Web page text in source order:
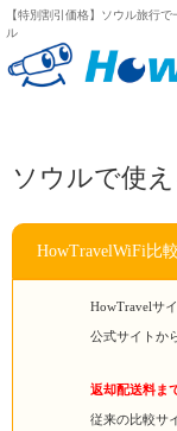
【特別割引価格】ソウル旅行
ル
ソウルで使
HowTravelWiFi比
HowTravelサ
公式サイトか
返却配送料ま
従来の比較サ